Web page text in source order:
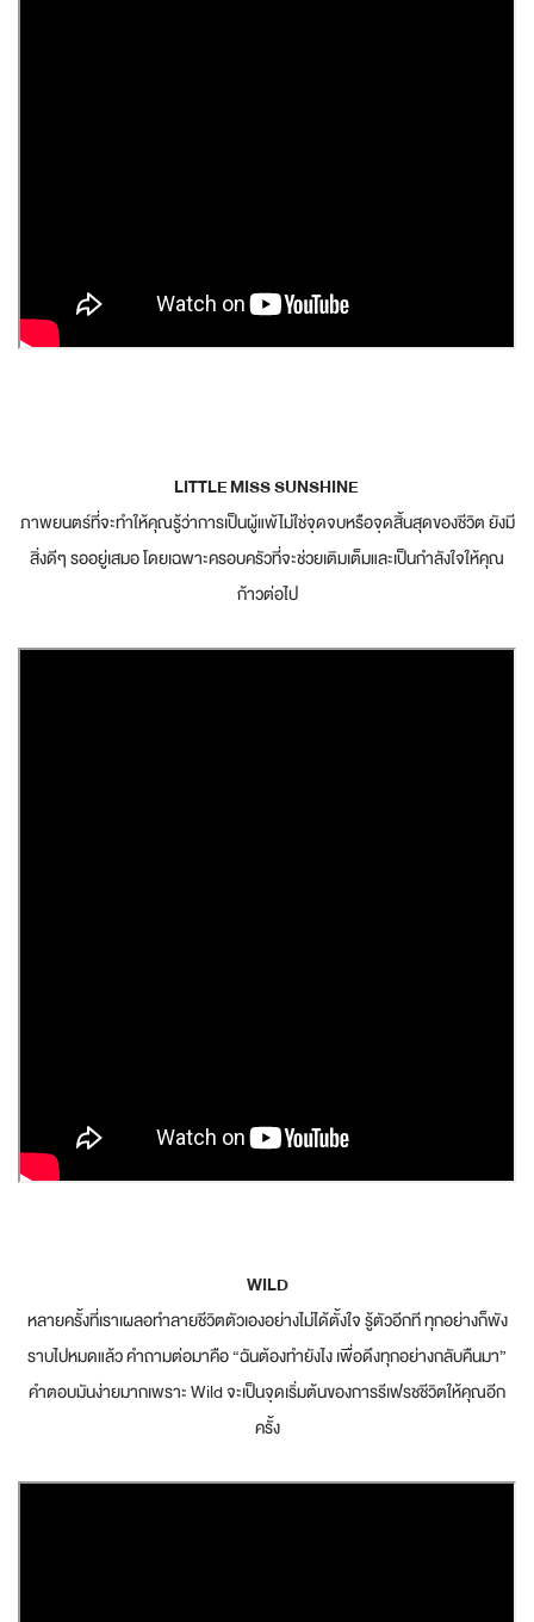
LITTLE MISS SUNSHINE
ภาพยนตร์ที่จะทำให้คุณรู้ว่าการเป็นผู้แพ้ไม่ใช่จุดจบหรือจุดสิ้นสุดของชีวิต ยังมี
สิ่งดีๆ รออยู่เสมอ โดยเฉพาะครอบครัวที่จะช่วยเติมเต็มและเป็นกำลังใจให้คุณ
ก้าวต่อไป
WILD
หลายครั้งที่เราเผลอทำลายชีวิตตัวเองอย่างไม่ได้ตั้งใจ รู้ตัวอีกที ทุกอย่างก็พัง
ราบไปหมดแล้ว คำถามต่อมาคือ “ฉันต้องทำยังไง เพื่อดึงทุกอย่างกลับคืนมา”
คำตอบมันง่ายมากเพราะ Wild จะเป็นจุดเริ่มต้นของการรีเฟรชชีวิตให้คุณอีก
ครั้ง